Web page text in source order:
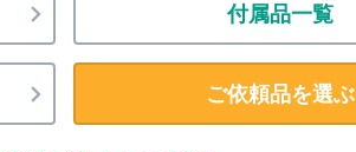
付属品一覧
ご依頼品を選ぶ